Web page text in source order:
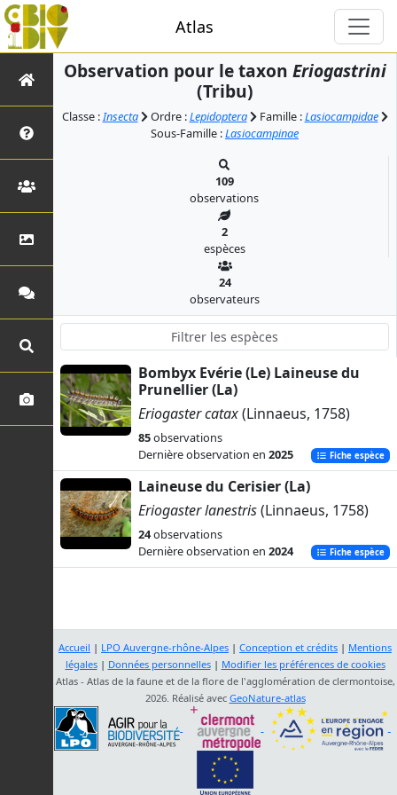
Atlas
Observation pour le taxon Eriogastrini
(Tribu)
Classe :Insecta Ordre :Lepidoptera Famille :Lasiocampidae
Sous-Famille :Lasiocampinae
109
observations
2
espèces
24
observateurs
Bombyx Evérie (Le) Laineuse du
Prunellier (La)
Eriogaster catax(Linnaeus, 1758)
85observations
Dernière observation en 2025 Fiche espèce
Laineuse du Cerisier (La)
Eriogaster lanestris(Linnaeus, 1758)
24observations
Dernière observation en 2024 Fiche espèce
Accueil | LPO Auvergne-rhône-Alpes | Conception et crédits | Mentions
légales| Données personnelles| Modifier les préférences de cookies
Atlas - Atlas de la faune et de la flore de l'agglomération de clermontoise,
2026. Réalisé avec GeoNature-atlas